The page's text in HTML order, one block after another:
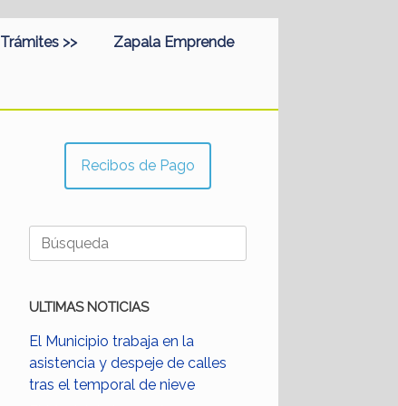
Trámites >> Zapala Emprende
Recibos de Pago
Buscar:
ULTIMAS NOTICIAS
El Municipio trabaja en la
asistencia y despeje de calles
tras el temporal de nieve